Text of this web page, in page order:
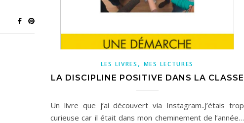
LES LIVRES , MES LECTURES
LA DISCIPLINE POSITIVE DANS LA CLASSE
Un livre que j’ai découvert via Instagram..J’étais trop
curieuse car il était dans mon cheminement de l’année…